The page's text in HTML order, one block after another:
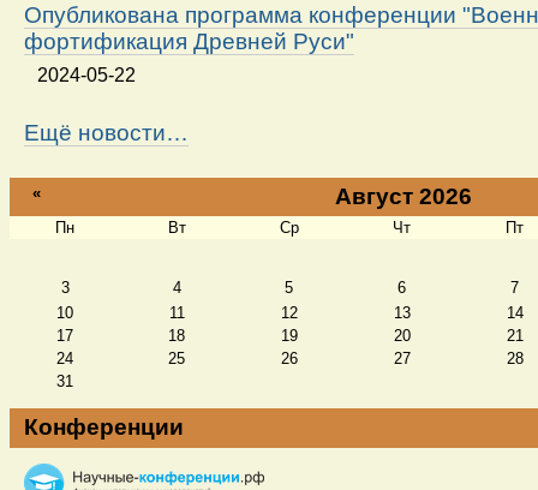
Опубликована программа конференции
фортификация Древней Руси"
2024-05-22
Ещё новости…
« Август 2026
Пн Вт Ср Чт Пт
3 4 5 6
7
10
11 12 13
14
17
18 19 20
21
24
25 26 27
28
31
Конференции